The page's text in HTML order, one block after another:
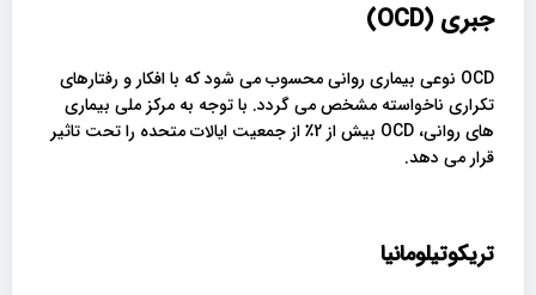
جبری (OCD
)
OCD نوعی بیماری روانی محسوب می شود که با افکار و رفتارهای
تکراری ناخواسته مشخص می گردد. با توجه به مرکز ملی بیماری
های روانی، OCD بیش از 2٪ از جمعیت ایالات متحده را تحت تاثیر
قرار می دهد.
تریکوتیلومانیا